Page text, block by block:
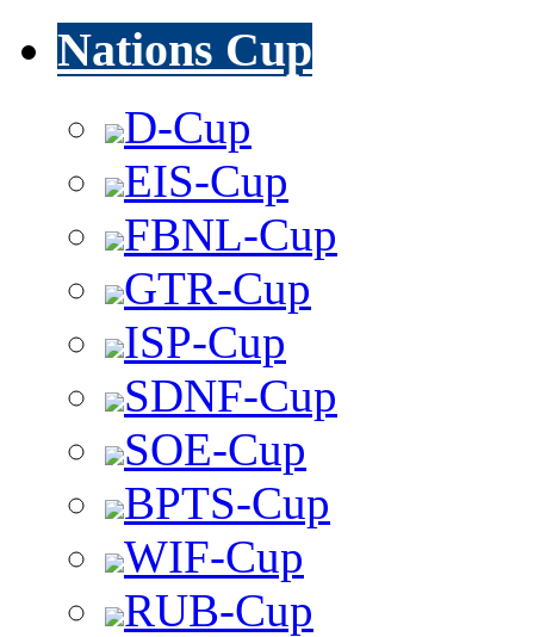
Nations Cup
D-Cup
EIS-Cup
FBNL-Cup
GTR-Cup
ISP-Cup
SDNF-Cup
SOE-Cup
BPTS-Cup
WIF-Cup
RUB-Cup